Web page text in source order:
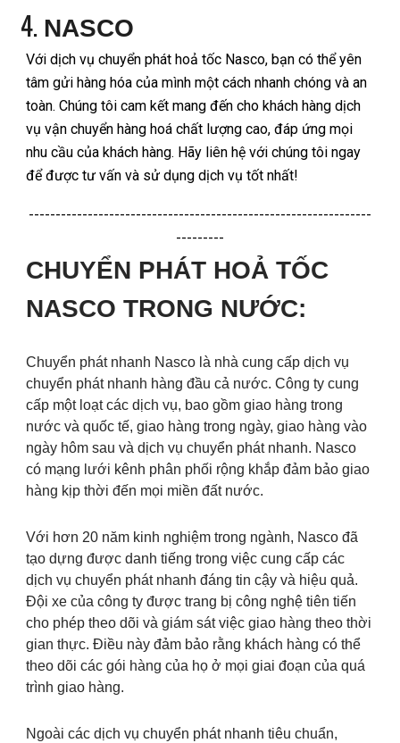
NASCO
Với dịch vụ chuyển phát hoả tốc Nasco, bạn có thể yên
tâm gửi hàng hóa của mình một cách nhanh chóng và an
toàn. Chúng tôi cam kết mang đến cho khách hàng dịch
vụ vận chuyển hàng hoá chất lượng cao, đáp ứng mọi
nhu cầu của khách hàng. Hãy liên hệ với chúng tôi ngay
để được tư vấn và sử dụng dịch vụ tốt nhất!
----------------------------------------------------------------
---------
CHUYỂN PHÁT HOẢ TỐC
NASCO TRONG NƯỚC:
Chuyển phát nhanh Nasco là nhà cung cấp dịch vụ
chuyển phát nhanh hàng đầu cả nước. Công ty cung
cấp một loạt các dịch vụ, bao gồm giao hàng trong
nước và quốc tế, giao hàng trong ngày, giao hàng vào
ngày hôm sau và dịch vụ chuyển phát nhanh. Nasco
có mạng lưới kênh phân phối rộng khắp đảm bảo giao
hàng kịp thời đến mọi miền đất nước.
Với hơn 20 năm kinh nghiệm trong ngành, Nasco đã
tạo dựng được danh tiếng trong việc cung cấp các
dịch vụ chuyển phát nhanh đáng tin cậy và hiệu quả.
Đội xe của công ty được trang bị công nghệ tiên tiến
cho phép theo dõi và giám sát việc giao hàng theo thời
gian thực. Điều này đảm bảo rằng khách hàng có thể
theo dõi các gói hàng của họ ở mọi giai đoạn của quá
trình giao hàng.
Ngoài các dịch vụ chuyển phát nhanh tiêu chuẩn,